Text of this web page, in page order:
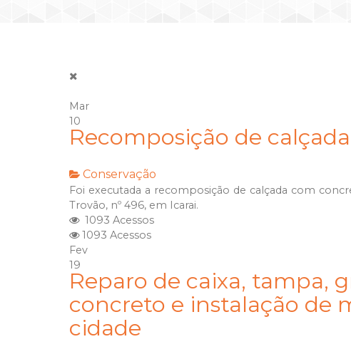
Mar
10
Recomposição de
Conservação
Foi executada a recomposição de calçada com
Trovão, nº 496, em Icarai.
1093 Acessos
1093 Acessos
Fev
19
Reparo de caixa, tampa,
concreto e instalação de
cidade